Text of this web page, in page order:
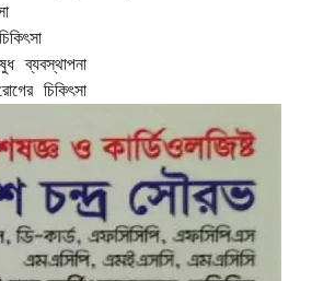
ব্যবস্থাপনা
চিকিৎসা